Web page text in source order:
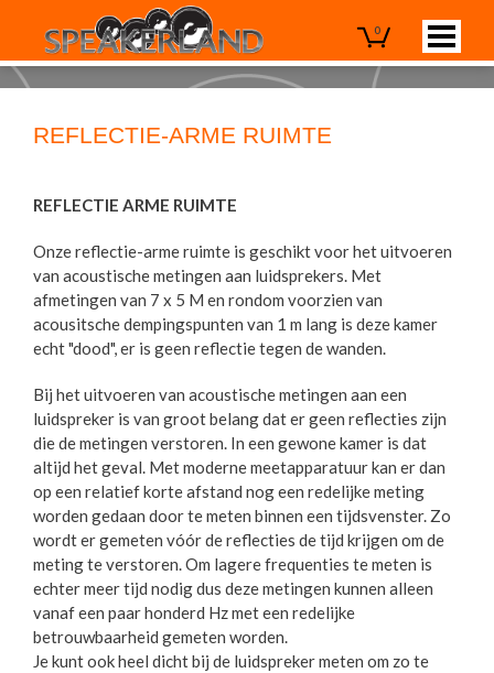
0
REFLECTIE-ARME RUIMTE
REFLECTIE ARME RUIMTE
Onze reflectie-arme ruimte is geschikt voor het uitvoeren
van acoustische metingen aan luidsprekers. Met
afmetingen van 7 x 5 M en rondom voorzien van
acousitsche dempingspunten van 1 m lang is deze kamer
echt "dood", er is geen reflectie tegen de wanden.
Bij het uitvoeren van acoustische metingen aan een
luidspreker is van groot belang dat er geen reflecties zijn
die de metingen verstoren. In een gewone kamer is dat
altijd het geval. Met moderne meetapparatuur kan er dan
op een relatief korte afstand nog een redelijke meting
worden gedaan door te meten binnen een tijdsvenster. Zo
wordt er gemeten vóór de reflecties de tijd krijgen om de
meting te verstoren. Om lagere frequenties te meten is
echter meer tijd nodig dus deze metingen kunnen alleen
vanaf een paar honderd Hz met een redelijke
betrouwbaarheid gemeten worden.
Je kunt ook heel dicht bij de luidspreker meten om zo te